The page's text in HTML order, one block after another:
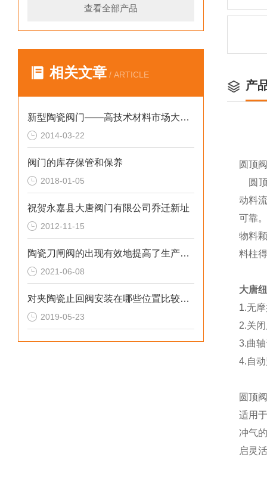
查看全部产品
相关文章 / ARTICLE
新型陶瓷阀门——高技术材料市场大势所趋
2014-03-22
阀门的库存保管和保养
2018-01-05
祝贺永嘉县大唐阀门有限公司乔迁新址
2012-11-15
陶瓷刀闸阀的出现有效地提高了生产效率
2021-06-08
对夹陶瓷止回阀安装在哪些位置比较好？
2019-05-23
产
圆顶
圆顶
动料
可靠
物料
料柱
大唐
1.无
2.关
3.曲
4.自
圆顶
适用
冲气
启灵